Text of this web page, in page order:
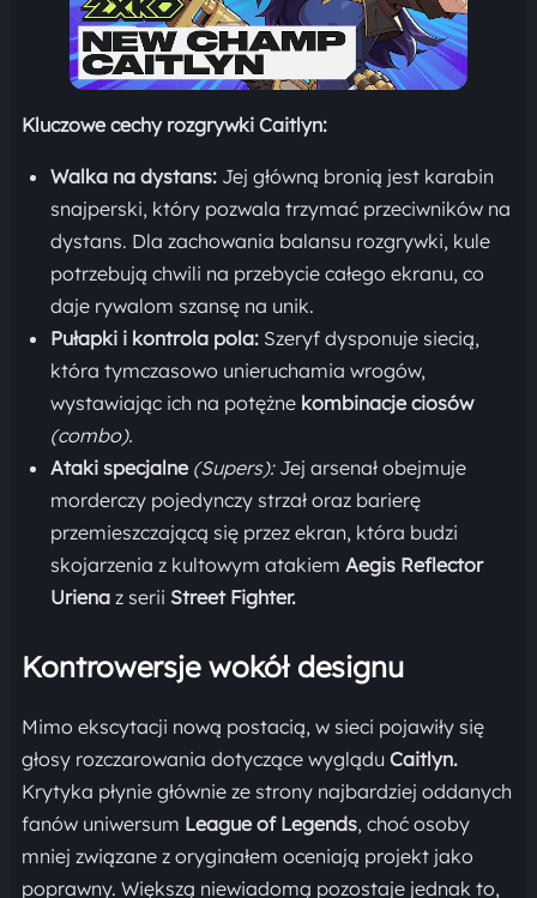
Kluczowe cechy rozgrywki Caitlyn:
Walka na dystans:Jej główną bronią jest karabin
snajperski, który pozwala trzymać przeciwników na
dystans. Dla zachowania balansu rozgrywki, kule
potrzebują chwili na przebycie całego ekranu, co
daje rywalom szansę na unik.
Pułapki i kontrola pola:Szeryf dysponuje siecią,
która tymczasowo unieruchamia wrogów,
wystawiając ich na potężne kombinacje ciosów
(combo).
Ataki specjalne (Supers):Jej arsenał obejmuje
morderczy pojedynczy strzał oraz barierę
przemieszczającą się przez ekran, która budzi
skojarzenia z kultowym atakiem Aegis Reflector
Urienaz serii Street Fighter.
Kontrowersje wokół designu
Mimo ekscytacji nową postacią, w sieci pojawiły się
głosy rozczarowania dotyczące wyglądu Caitlyn.
Krytyka płynie głównie ze strony najbardziej oddanych
fanów uniwersum League of Legends, choć osoby
mniej związane z oryginałem oceniają projekt jako
poprawny. Większą niewiadomą pozostaje jednak to,